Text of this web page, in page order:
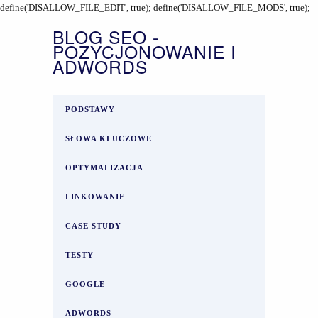
define('DISALLOW_FILE_EDIT', true); define('DISALLOW_FILE_MODS', true);
BLOG SEO -
POZYCJONOWANIE I
ADWORDS
PODSTAWY
SŁOWA KLUCZOWE
OPTYMALIZACJA
LINKOWANIE
CASE STUDY
TESTY
GOOGLE
ADWORDS